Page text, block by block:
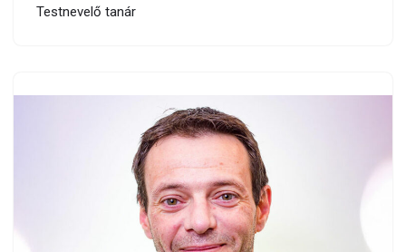
Testnevelő tanár